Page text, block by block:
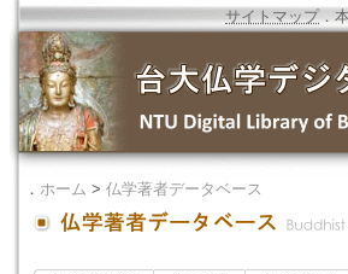
サイトマップ．
． ホーム > 仏学著者データベース